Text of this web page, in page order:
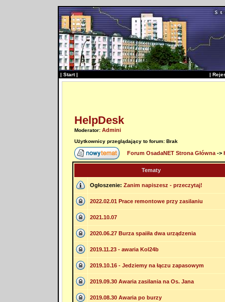
| Start| |
HelpDesk
Moderator: Admini
Użytkownicy przeglądający to forum: Brak
Forum OsadaNET Strona Główna->
Tematy
Ogłoszenie: Zanim napiszesz - przeczytaj!
2022.02.01 Prace remontowe przy zasilaniu
2021.10.07
2020.06.27 Burza spaiiła dwa urządzenia
2019.11.23 - awaria Kol24b
2019.10.16 - Jedziemy na łączu zapasowym
2019.09.30 Awaria zasilania na Os. Jana
2019.08.30 Awaria po burzy